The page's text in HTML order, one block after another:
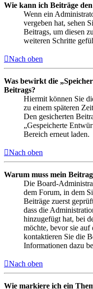
Wie kann ich Beiträge
Wenn ein
vergeben hat, sehen
Beitrags, um diesen
weiteren Schritte
Nach oben
Was bewirkt die
Beitrags?
Hiermit können Sie
zu einem späteren
Den gesicherten
„Gespeicherte
Bereich erneut laden.
Nach oben
Warum muss mein
Die Board-
dem Forum, in dem
Beiträge zuerst
dass die
hinzugefügt hat, bei
möchte, bevor sie
kontaktieren Sie die
Informationen dazu
Nach oben
Wie markiere ich ein